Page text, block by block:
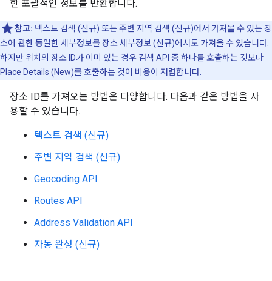
한 포괄적인 정보를 반환합니다.
참고: 텍스트 검색 (신규) 또는 주변 지역 검색 (신규)에서 가져올 수 있는 장
소에 관한 동일한 세부정보를 장소 세부정보 (신규)에서도 가져올 수 있습니다.
하지만 위치의 장소 ID가 이미 있는 경우 검색 API 중 하나를 호출하는 것보다
Place Details (New)를 호출하는 것이 비용이 저렴합니다.
장소 ID를 가져오는 방법은 다양합니다. 다음과 같은 방법을 사
용할 수 있습니다.
텍스트 검색 (신규)
주변 지역 검색 (신규)
Geocoding API
Routes API
Address Validation API
자동 완성 (신규)